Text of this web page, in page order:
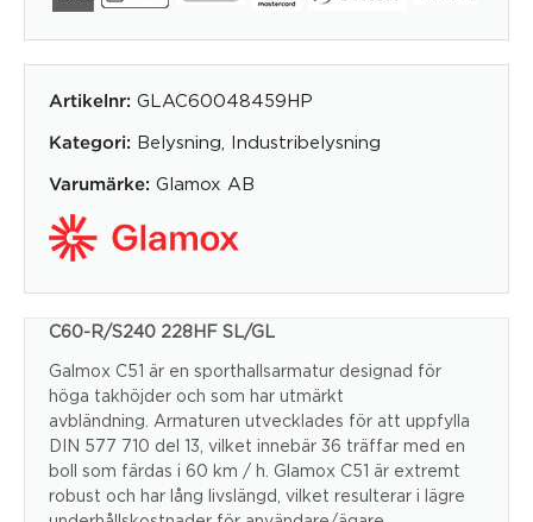
Artikelnr: GLAC60048459HP
Kategori: Belysning Industribelysning
Varumärke: Glamox AB
C60-R/S240 228HF SL/GL
Galmox C51 är en sporthallsarmatur designad för
höga takhöjder och som har utmärkt
avbländning. Armaturen utvecklades för att uppfylla
DIN 577 710 del 13, vilket innebär 36 träffar med en
boll som färdas i 60 km / h. Glamox C51 är extremt
robust och har lång livslängd, vilket resulterar i lägre